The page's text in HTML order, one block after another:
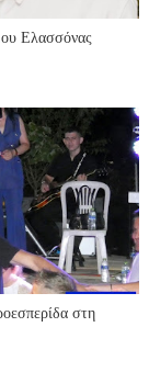
Ελασσόνας
στη